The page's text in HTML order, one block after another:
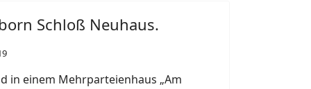
Schloß Neuhaus.
in einem Mehrparteienhaus „Am